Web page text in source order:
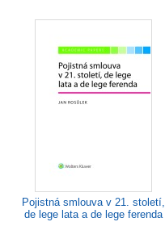
Pojistná smlouva v 21. století,
de lege lata a de lege ferenda